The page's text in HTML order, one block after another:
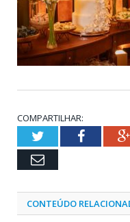
COMPARTILHAR:
TwitterFacebook
Email
CONTEÚDO